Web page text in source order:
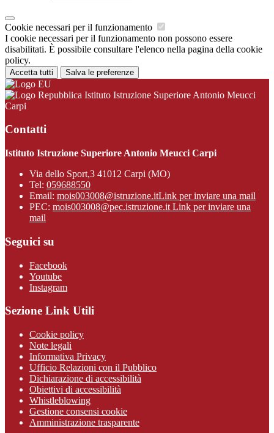
Cookie necessari per il funzionamento
I cookie necessari per il funzionamento non possono essere
disabilitati. È possibile consultare l'elenco nella pagina della cookie
policy.
Accetta tutti Salva le preferenze
Istituto Istruzione Superiore Antonio Meucci
Carpi
Contatti
Istituto Istruzione Superiore Antonio Meucci Carpi
Via dello Sport,3 41012 Carpi (MO)
Tel: 059688550
Email: mois003008@istruzione.itLink per inviare una mail
PEC: mois003008@pec.istruzione.it Link per inviare una
mail
Seguici su
Facebook
Youtube
Instagram
Sezione Link Utili
Cookie policy
Note legali
Informativa Privacy
Ufficio Relazioni con il Pubblico
Dichiarazione di accessibilità
Obiettivi di accessibilità
Whistleblowing
Gestione consensi cookie
Amministrazione trasparente